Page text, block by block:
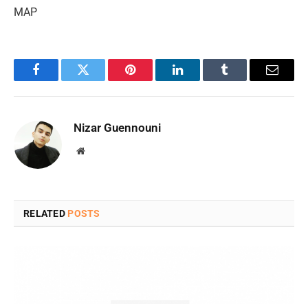
MAP
FacebookTwitter Pinterest LinkedInTumblr Email
Nizar Guennouni
Website
RELATED POSTS